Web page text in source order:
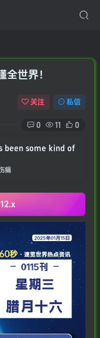
世界！
关注 私信
0 11 0
been some kind of
痛